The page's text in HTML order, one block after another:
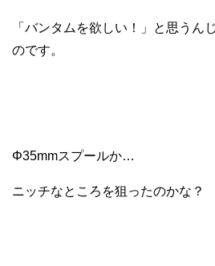
「バンタムを欲しい！」と思うん
のです。
Φ35mmスプールか…
ニッチなところを狙ったのかな？